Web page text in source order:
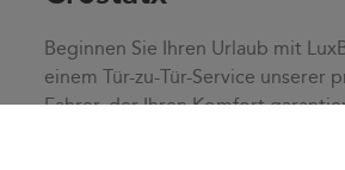
Beginnen Sie Ihren Urlaub mit
einem Tür-zu-Tür-Service unserer
Fahrer, der Ihren Komfort